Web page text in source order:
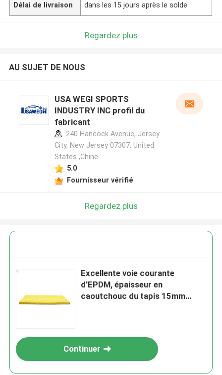
Délai de livraison dans les 15 jours après le solde
Regardez plus
AU SUJET DE NOUS
USA WEGI SPORTS
INDUSTRY INC profil du
fabricant
240 Hancock Avenue, Jersey
City, New Jersey 07307, United
States ,Chine
5.0
Fournisseur vérifié
Regardez plus
Excellente voie courante
d'EPDM, épaisseur en
caoutchouc du tapis 15mm
Continuer